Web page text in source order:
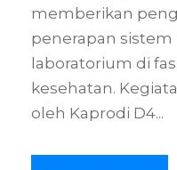
memberikan
penerapan
laboratorium di
kesehatan.
oleh Kaprodi D4...